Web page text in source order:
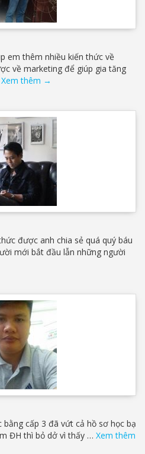
em thêm nhiều kiến thức về
về marketing để giúp gia tăng
Xem thêm →
được anh chia sẻ quá quý báu
mới bắt đầu lẫn những người
cấp 3 đã vứt cả hồ sơ học bạ
ĐH thì bỏ dở vì thấy … Xem thêm